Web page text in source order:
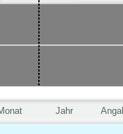
Jahr